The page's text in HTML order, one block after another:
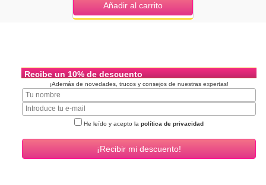
Añadir al carrito
Recibe un 10% de descuento
¡Además de novedades, trucos y consejos de nuestras expertas!
He leído y acepto la política de privacidad